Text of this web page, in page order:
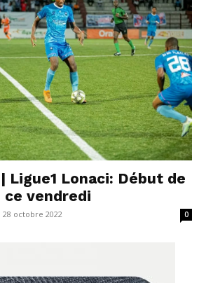
Ligue1 Lonaci: Début de
ce vendredi
28 octobre 2022 0